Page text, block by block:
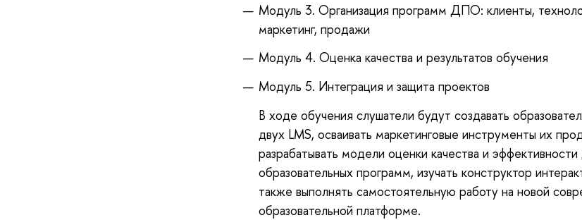
Модуль 3. Организация программ ДПО: клиенты,
маркетинг, продажи
Модуль 4. Оценка качества и результатов обучения
Модуль 5. Интеграция и защита проектов
В ходе обучения слушатели будут создавать
двух LMS, осваивать маркетинговые инструменты их
разрабатывать модели оценки качества и
образовательных программ, изучать конструктор
также выполнять самостоятельную работу на новой
образовательной платформе.